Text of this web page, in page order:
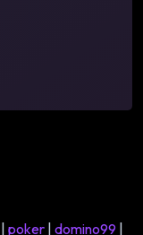
poker| domino99|